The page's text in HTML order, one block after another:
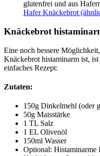
glutenfrei und aus
Hafer Knäckebrot
Knäckebrot
Eine noch bessere
Knäckebrot histaminarm ist,
einfaches Rezept:
Zutaten:
150g Dinkelmehl (oder
50g Maisstärke
1 TL Salz
1 EL Olivenöl
150ml Wasser
Optional: Histaminarme